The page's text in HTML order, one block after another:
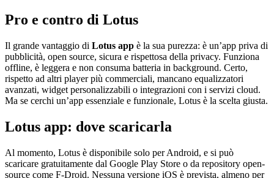
Pro e contro di Lotus
Il grande vantaggio di Lotus app è la sua purezza: è un’app priva di
pubblicità, open source, sicura e rispettosa della privacy. Funziona
offline, è leggera e non consuma batteria in background. Certo,
rispetto ad altri player più commerciali, mancano equalizzatori
avanzati, widget personalizzabili o integrazioni con i servizi cloud.
Ma se cerchi un’app essenziale e funzionale, Lotus è la scelta giusta.
Lotus app: dove scaricarla
Al momento, Lotus è disponibile solo per Android, e si può
scaricare gratuitamente dal Google Play Store o da repository open-
source come F-Droid. Nessuna versione iOS è prevista, almeno per